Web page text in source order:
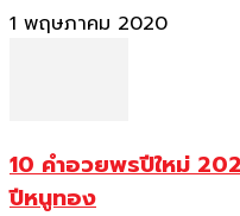
1 พฤษภาคม 2020
10 คำอวยพรปีใหม่
ปีหนูทอง